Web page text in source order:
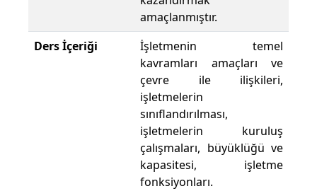
amaçlanmıştır.
Ders İçeriği
İşletmenin temel
kavramları amaçları ve
çevre ile ilişkileri,
işletmelerin
sınıflandırılması,
işletmelerin kuruluş
çalışmaları, büyüklüğü ve
kapasitesi, işletme
fonksiyonları.